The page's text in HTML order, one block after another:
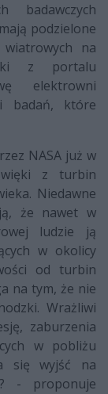
badawczych
podzielone
na
z portalu
elektrowni
badań, które
NASA już w
z turbin
Niedawne
że nawet w
ludzie ją
w okolicy
od turbin
na tym, że nie
Wrażliwi
zaburzenia
w pobliżu
się wyjść na
- proponuje